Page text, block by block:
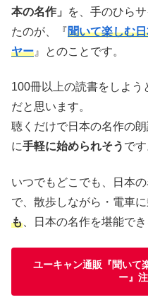
本の名作」
を、手のひら
たのが、『聞いて楽しむ
ヤー 』とのことです。
100冊以上の読書をしよ
だと思います。
聴くだけで日本の名作の
に手軽に始められそう です
いつでもどこでも、日本
で、散歩しながら・電車
も 、日本の名作を堪能で
ユーキャン通販『聞いて
ー』